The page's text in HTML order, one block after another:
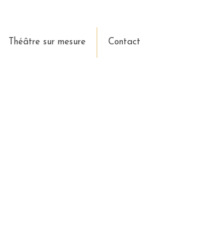
Théâtre sur mesure Contact